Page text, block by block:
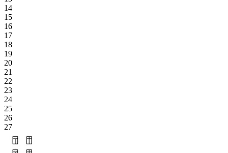
14
15
16
17
18
19
20
21
22
23
24
25
26
27